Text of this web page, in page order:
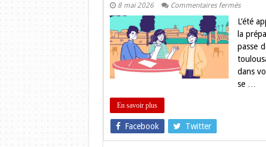
8 mai 2026 Commentaires ferméssur
et
Lycéens
:
votre
rentrée
la
L’été
la
passe
dans
se …
En savoir plus
Facebook Twitter